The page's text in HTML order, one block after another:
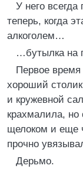
У него
теперь, когда
алкоголем…
…бутылка на
Первое время
хороший
и кружевной
крахмалила, но
щелоком и еще
прочно
Дерьмо.